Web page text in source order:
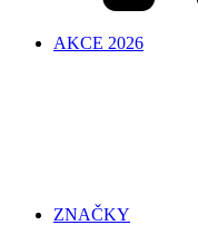
AKCE 2026
ZNAČKY